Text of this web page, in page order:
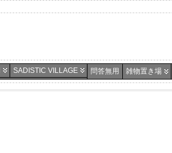
SADISTIC VILLAGE 問答無用 雑物置き場